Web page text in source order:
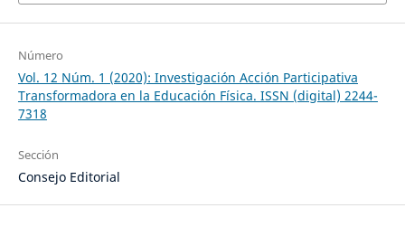
Número
Vol. 12 Núm. 1 (2020): Investigación Acción Participativa
Transformadora en la Educación Física. ISSN (digital) 2244-
7318
Sección
Consejo Editorial